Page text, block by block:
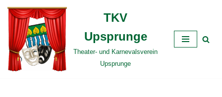
Zum
Inhalt
springen
TKV
Upsprunge
Theater- und Karnevalsverein
Upsprunge